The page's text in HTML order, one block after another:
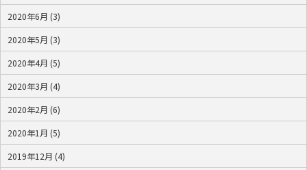
2020年6月 (3)
2020年5月 (3)
2020年4月 (5)
2020年3月 (4)
2020年2月 (6)
2020年1月 (5)
2019年12月 (4)